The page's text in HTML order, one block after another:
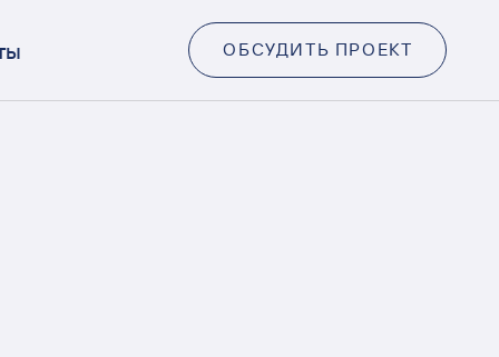
ОБСУДИТЬ ПРОЕКТ